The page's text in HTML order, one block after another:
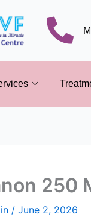
250
/ June 2, 2026